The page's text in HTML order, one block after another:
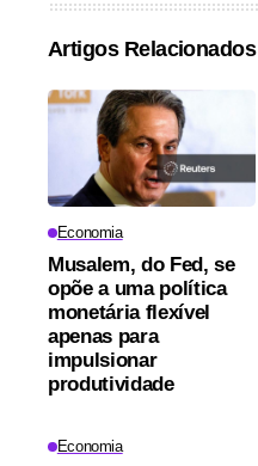
Artigos Relacionados
Economia
Musalem, do Fed, se
opõe a uma política
monetária flexível
apenas para
impulsionar
produtividade
Economia